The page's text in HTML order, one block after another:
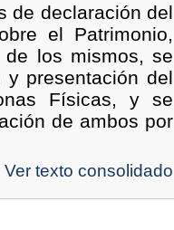
de declaración del
el Patrimonio,
los mismos, se
y presentación del
Físicas, y se
de ambos por
Ver texto consolidado